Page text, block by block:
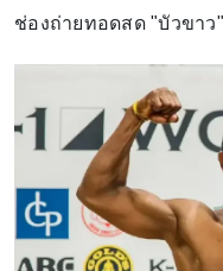
ช่องถ่ายทอดสด "บัวขา